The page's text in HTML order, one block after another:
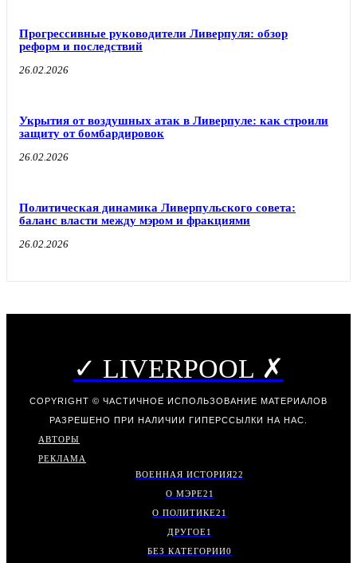
Прогрессивные руководители Ливерпуля: обзор
реформ и последствий
26.02.2026
Укрытия от воздушных атак в Ливерпуле: как строили
защиту от бомбардировок
26.02.2026
Политическая динамика Ливерпульского совета:
баланс власти между мэром и фракциями
26.02.2026
✓ LIVERPOOL ✗
COPYRIGHT © ЧАСТИЧНОЕ ИСПОЛЬЗОВАНИЕ МАТЕРИАЛОВ
РАЗРЕШЕНО ПРИ НАЛИЧИИ ГИПЕРССЫЛКИ НА НАС.
АВТОРЫ
РЕКЛАМА
ВОЕННАЯ ИСТОРИЯ22
О МЭРЕ21
О ПОЛИТИКЕ21
ДРУГОЕ1
БЕЗ КАТЕГОРИИ0